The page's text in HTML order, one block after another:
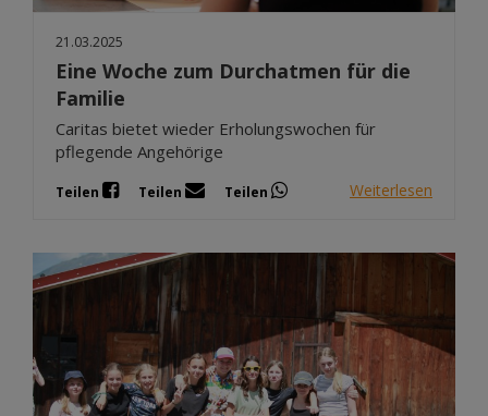
21.03.2025
Eine Woche zum Durchatmen für die
Familie
Caritas bietet wieder Erholungswochen für
pflegende Angehörige
Teilen Teilen Teilen Weiterlesen